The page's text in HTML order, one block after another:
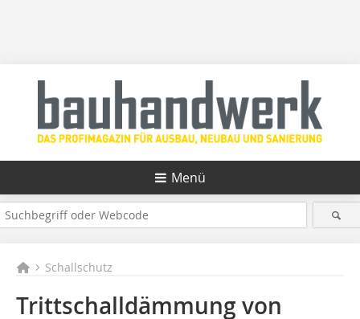
Menü
Schallschutz
Trittschalldämmung von